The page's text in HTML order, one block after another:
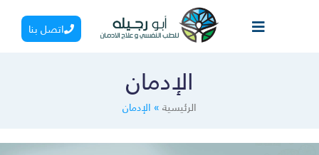
اتصل بنا
الإدمان
الرئيسية»الإدمان